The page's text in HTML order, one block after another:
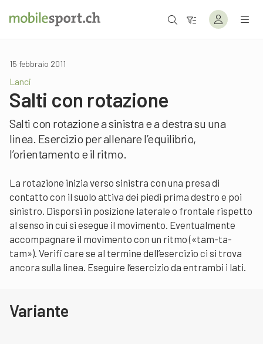
15 febbraio 2011
Lanci
Salti con rotazione
Salti con rotazione a sinistra e a destra su una
linea. Esercizio per allenare l’equilibrio,
l’orientamento e il ritmo.
La rotazione inizia verso sinistra con una presa di
contatto con il suolo attiva dei piedi prima destro e poi
sinistro. Disporsi in posizione laterale o frontale rispetto
al senso in cui si esegue il movimento. Eventualmente
accompagnare il movimento con un ritmo («tam-ta-
tam»). Verifi care se al termine dell’esercizio ci si trova
ancora sulla linea. Eseguire l’esercizio da entrambi i lati.
Variante